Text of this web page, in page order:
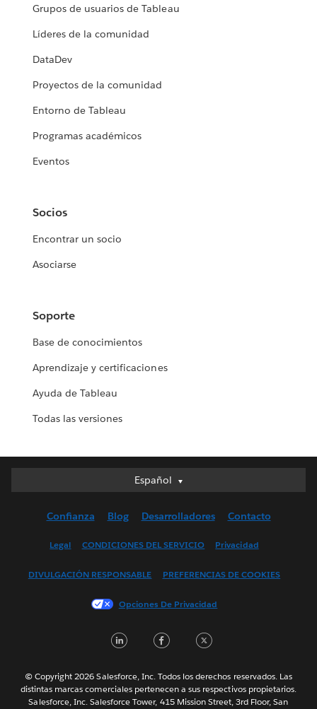
Grupos de usuarios de Tableau
Líderes de la comunidad
DataDev
Proyectos de la comunidad
Entorno de Tableau
Programas académicos
Eventos
Socios
Encontrar un socio
Asociarse
Soporte
Base de conocimientos
Aprendizaje y certificaciones
Ayuda de Tableau
Todas las versiones
Español
Español
English (UK)
Français (France)
한국어
Português
Svenska
Confianza Blog Desarrolladores Contacto
Legal CONDICIONES DEL SERVICIO Privacidad
DIVULGACIÓN RESPONSABLE PREFERENCIAS DE COOKIES
Opciones De Privacidad
LinkedInFacebook
© Copyright 2026 Salesforce, Inc. Todos los derechos reservados. Las
distintas marcas comerciales pertenecen a sus respectivos propietarios.
Salesforce, Inc. Salesforce Tower, 415 Mission Street, 3rd Floor, San